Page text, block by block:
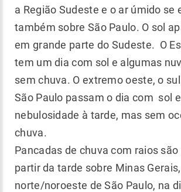
a Região Sudeste e o ar úmido se
também sobre São Paulo. O sol
em grande parte do Sudeste. O
tem um dia com sol e algumas
sem chuva. O extremo oeste, o
São Paulo passam o dia com sol
nebulosidade à tarde, mas sem
chuva.
Pancadas de chuva com raios
partir da tarde sobre Minas
norte/noroeste de São Paulo, na